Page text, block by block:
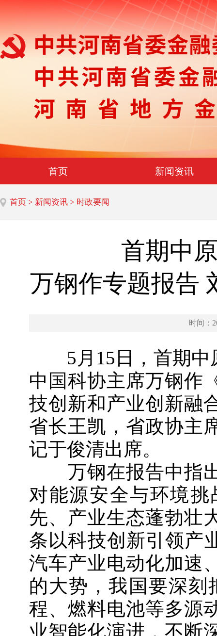
首页 新闻资讯
首页 > 新闻资讯 > 时政要闻
首期中
万钢作专题报告
时间：
5月15日，首期中
中国科协主席万钢作
技创新和产业创新融
省长王凯，省政协主
记于俊清出席。
万钢在报告中指出
对能源安全与环境
先、产业生态蓬勃壮
条以科技创新引领产
汽车产业电动化加速
的大势，我国要深
程、燃料电池等多源
业智能化演进，不断